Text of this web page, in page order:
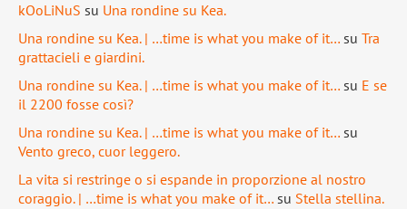
kOoLiNuS su Una rondine su Kea.
Una rondine su Kea. | …time is what you make of it… su Tra
grattacieli e giardini.
Una rondine su Kea. | …time is what you make of it… su E se
il 2200 fosse così?
Una rondine su Kea. | …time is what you make of it… su
Vento greco, cuor leggero.
La vita si restringe o si espande in proporzione al nostro
coraggio. | …time is what you make of it… su Stella stellina.